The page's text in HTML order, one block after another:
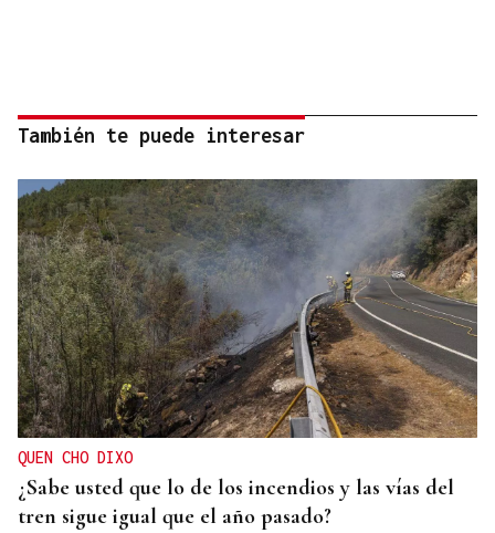
También te puede interesar
QUEN CHO DIXO
¿Sabe usted que lo de los incendios y las vías del
tren sigue igual que el año pasado?